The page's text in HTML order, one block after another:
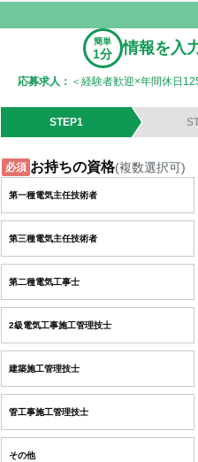
簡単
1分 情報を入
応募求人： ＜経験者歓迎×年間休日
STEP1
必須 お持ちの資格(複数選択可)
第一種電気主任技術者
第三種電気主任技術者
第二種電気工事士
2級電気工事施工管理技士
建築施工管理技士
管工事施工管理技士
その他